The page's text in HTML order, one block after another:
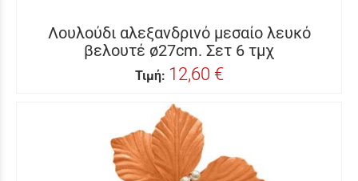
Λουλούδι αλεξανδρινό μεσαίο λευκό
βελουτέ ø27cm. Σετ 6 τμχ
Τιμή: 12,60 €